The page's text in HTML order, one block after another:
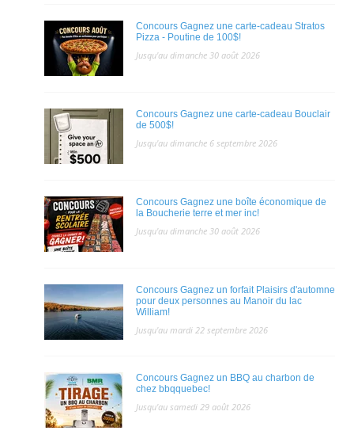
Concours Gagnez une carte-cadeau Stratos
Pizza - Poutine de 100$!
Jusqu'au dimanche 30 août 2026
Concours Gagnez une carte-cadeau Bouclair
de 500$!
Jusqu'au dimanche 6 septembre 2026
Concours Gagnez une boîte économique de
la Boucherie terre et mer inc!
Jusqu'au dimanche 30 août 2026
Concours Gagnez un forfait Plaisirs d'automne
pour deux personnes au Manoir du lac
William!
Jusqu'au mardi 22 septembre 2026
Concours Gagnez un BBQ au charbon de
chez bbqquebec!
Jusqu'au samedi 29 août 2026